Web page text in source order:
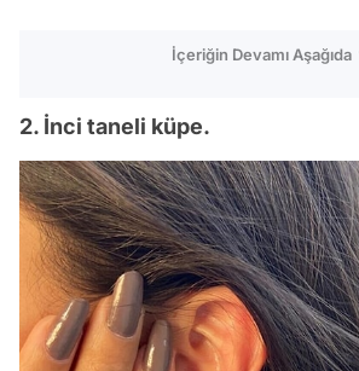
İçeriğin Devamı Aşağıda
2. İnci taneli küpe.